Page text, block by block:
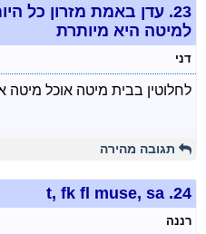
23. עדן באמת מזרון כל
למיטה היא מיותרת
דני
לחלוטין בבית מיטה אוכל מיטה
תגובה מהירה
24.
רננה